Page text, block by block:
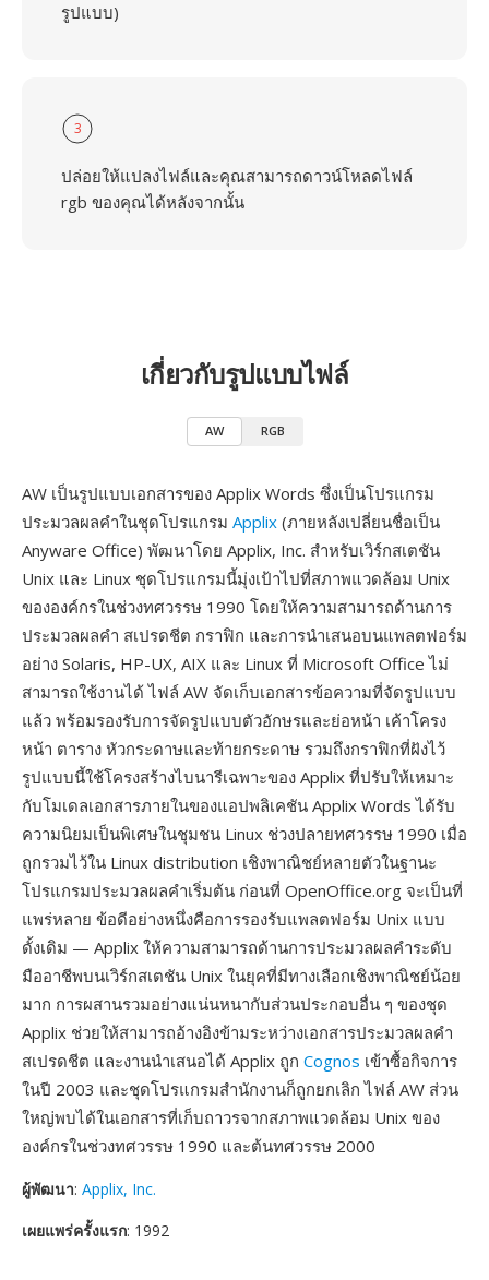
รูปแบบ)
3
ปล่อยให้แปลงไฟล์และคุณสามารถดาวน์โหลดไฟล์
rgb ของคุณได้หลังจากนั้น
เกี่ยวกับรูปแบบไฟล์
AW RGB
AW เป็นรูปแบบเอกสารของ Applix Words ซึ่งเป็นโปรแกรม
ประมวลผลคำในชุดโปรแกรม Applix (ภายหลังเปลี่ยนชื่อเป็น
Anyware Office) พัฒนาโดย Applix, Inc. สำหรับเวิร์กสเตชัน
Unix และ Linux ชุดโปรแกรมนี้มุ่งเป้าไปที่สภาพแวดล้อม Unix
ขององค์กรในช่วงทศวรรษ 1990 โดยให้ความสามารถด้านการ
ประมวลผลคำ สเปรดชีต กราฟิก และการนำเสนอบนแพลตฟอร์ม
อย่าง Solaris, HP-UX, AIX และ Linux ที่ Microsoft Office ไม่
สามารถใช้งานได้ ไฟล์ AW จัดเก็บเอกสารข้อความที่จัดรูปแบบ
แล้ว พร้อมรองรับการจัดรูปแบบตัวอักษรและย่อหน้า เค้าโครง
หน้า ตาราง หัวกระดาษและท้ายกระดาษ รวมถึงกราฟิกที่ฝังไว้
รูปแบบนี้ใช้โครงสร้างไบนารีเฉพาะของ Applix ที่ปรับให้เหมาะ
กับโมเดลเอกสารภายในของแอปพลิเคชัน Applix Words ได้รับ
ความนิยมเป็นพิเศษในชุมชน Linux ช่วงปลายทศวรรษ 1990 เมื่อ
ถูกรวมไว้ใน Linux distribution เชิงพาณิชย์หลายตัวในฐานะ
โปรแกรมประมวลผลคำเริ่มต้น ก่อนที่ OpenOffice.org จะเป็นที่
แพร่หลาย ข้อดีอย่างหนึ่งคือการรองรับแพลตฟอร์ม Unix แบบ
ดั้งเดิม — Applix ให้ความสามารถด้านการประมวลผลคำระดับ
มืออาชีพบนเวิร์กสเตชัน Unix ในยุคที่มีทางเลือกเชิงพาณิชย์น้อย
มาก การผสานรวมอย่างแน่นหนากับส่วนประกอบอื่น ๆ ของชุด
Applix ช่วยให้สามารถอ้างอิงข้ามระหว่างเอกสารประมวลผลคำ
สเปรดชีต และงานนำเสนอได้ Applix ถูก Cognos เข้าซื้อกิจการ
ในปี 2003 และชุดโปรแกรมสำนักงานก็ถูกยกเลิก ไฟล์ AW ส่วน
ใหญ่พบได้ในเอกสารที่เก็บถาวรจากสภาพแวดล้อม Unix ของ
องค์กรในช่วงทศวรรษ 1990 และต้นทศวรรษ 2000
ผู้พัฒนา: Applix, Inc.
เผยแพร่ครั้งแรก: 1992